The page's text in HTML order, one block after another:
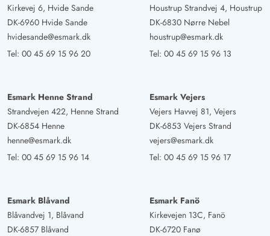
Kirkevej 6, Hvide Sande
DK-6960 Hvide Sande
hvidesande@esmark.dk
Tel: 00 45 69 15 96 20
Houstrup Strandvej 4, Houstrup
DK-6830 Nørre Nebel
houstrup@esmark.dk
Tel: 00 45 69 15 96 13
Esmark Henne Strand
Strandvejen 422, Henne Strand
DK-6854 Henne
henne@esmark.dk
Tel: 00 45 69 15 96 14
Esmark Vejers
Vejers Havvej 81, Vejers
DK-6853 Vejers Strand
vejers@esmark.dk
Tel: 00 45 69 15 96 17
Esmark Blåvand
Blåvandvej 1, Blåvand
DK-6857 Blåvand
Esmark Fanö
Kirkevejen 13C, Fanö
DK-6720 Fanø